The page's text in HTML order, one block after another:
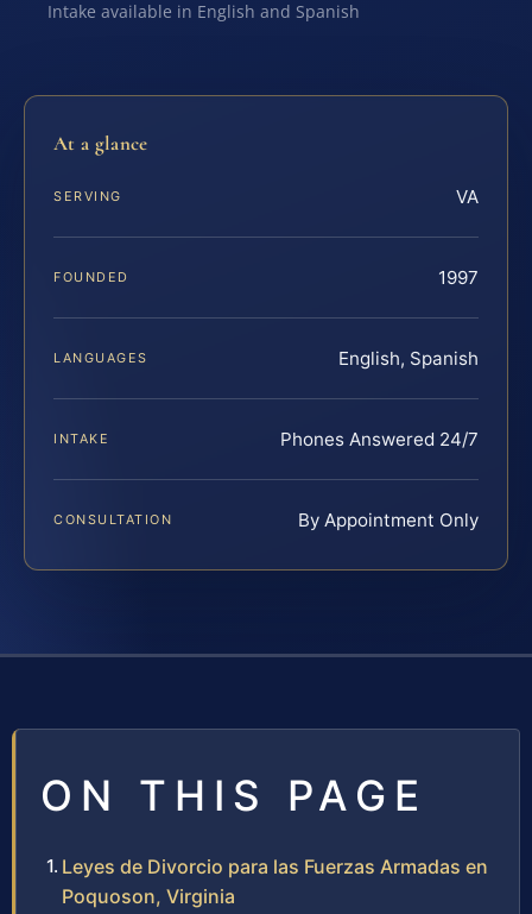
Intake available in English and Spanish
At a glance
SERVING VA
FOUNDED 1997
LANGUAGES English, Spanish
INTAKE Phones Answered 24/7
CONSULTATION By Appointment Only
ON THIS PAGE
Leyes de Divorcio para las Fuerzas Armadas en
Poquoson, Virginia